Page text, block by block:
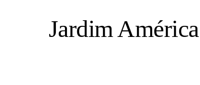
Jardim